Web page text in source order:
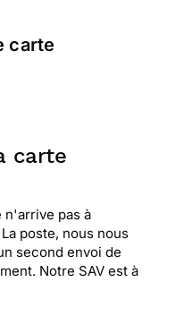
carte
carte
n'arrive pas à
poste, nous nous
second envoi de
Notre SAV est à